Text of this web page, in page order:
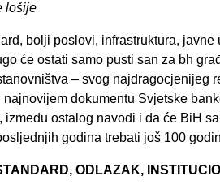
lošije
bolji poslovi, infrastruktura,
će ostati samo pusti san za bh
– svog najdragocjenijeg
najnovijem dokumentu Svjetske
između ostalog navodi i da će BiH
godina trebati još 100
ODLAZAK,